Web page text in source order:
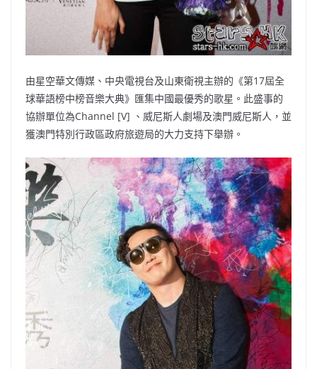
由星空華文傳媒、中央電視台及山東衛視主辦的《第17屆全
球華語榜中榜音樂大典》匯集中國最優秀的歌星。此盛事的
協辦單位為Channel [V] 、威尼斯人劇場及澳門威尼斯人，並
獲澳門特別行政區政府旅遊局的大力支持下舉辦。